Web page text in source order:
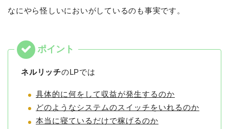
なにやら怪しいにおいがしているのも事実です。
ネルリッチのLPでは
具体的に何をして収益が発生するのか
どのようなシステムのスイッチをいれるのか
本当に寝ているだけで稼げるのか